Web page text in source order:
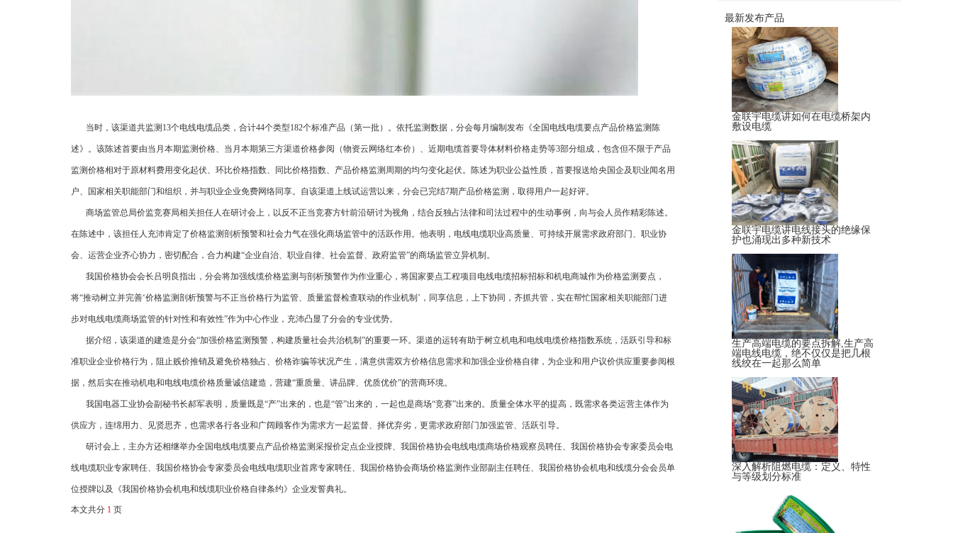
当时，该渠道共监测13个电线电缆品类，合计44个类型182个标准产品（第一批）。依托监测数据，分会每月编制发布《全国电线电缆要点产品价格监测陈
述》。该陈述首要由当月本期监测价格、当月本期第三方渠道价格参阅（物资云网络红本价）、近期电缆首要导体材料价格走势等3部分组成，包含但不限于产品
监测价格相对于原材料费用变化起伏、环比价格指数、同比价格指数、产品价格监测周期的均匀变化起伏。陈述为职业公益性质，首要报送给央国企及职业闻名用
户、国家相关职能部门和组织，并与职业企业免费网络同享。自该渠道上线试运营以来，分会已完结7期产品价格监测，取得用户一起好评。
商场监管总局价监竞赛局相关担任人在研讨会上，以反不正当竞赛方针前沿研讨为视角，结合反独占法律和司法过程中的生动事例，向与会人员作精彩陈述。
在陈述中，该担任人充沛肯定了价格监测剖析预警和社会力气在强化商场监管中的活跃作用。他表明，电线电缆职业高质量、可持续开展需求政府部门、职业协
会、运营企业齐心协力，密切配合，合力构建“企业自治、职业自律、社会监督、政府监管”的商场监管立异机制。
我国价格协会会长吕明良指出，分会将加强线缆价格监测与剖析预警作为作业重心，将国家要点工程项目电线电缆招标招标和机电商城作为价格监测要点，
将“推动树立并完善‘价格监测剖析预警与不正当价格行为监管、质量监督检查联动的作业机制’，同享信息，上下协同，齐抓共管，实在帮忙国家相关职能部门进
步对电线电缆商场监管的针对性和有效性”作为中心作业，充沛凸显了分会的专业优势。
据介绍，该渠道的建造是分会“加强价格监测预警，构建质量社会共治机制”的重要一环。渠道的运转有助于树立机电和电线电缆价格指数系统，活跃引导和标
准职业企业价格行为，阻止贱价推销及避免价格独占、价格诈骗等状况产生，满意供需双方价格信息需求和加强企业价格自律，为企业和用户议价供应重要参阅根
据，然后实在推动机电和电线电缆价格质量诚信建造，营建“重质量、讲品牌、优质优价”的营商环境。
我国电器工业协会副秘书长郝军表明，质量既是“产”出来的，也是“管”出来的，一起也是商场“竞赛”出来的。质量全体水平的提高，既需求各类运营主体作为
供应方，连绵用力、见贤思齐，也需求各行各业和广阔顾客作为需求方一起监督、择优弃劣，更需求政府部门加强监管、活跃引导。
研讨会上，主办方还相继举办全国电线电缆要点产品价格监测采报价定点企业授牌、我国价格协会电线电缆商场价格观察员聘任、我国价格协会专家委员会电
线电缆职业专家聘任、我国价格协会专家委员会电线电缆职业首席专家聘任、我国价格协会商场价格监测作业部副主任聘任、我国价格协会机电和线缆分会会员单
位授牌以及《我国价格协会机电和线缆职业价格自律条约》企业发誓典礼。
本文共分 1 页
最新发布产品
金联宇电缆讲如何在电缆桥架内
敷设电缆
金联宇电缆讲电线接头的绝缘保
护也涌现出多种新技术
生产高端电缆的要点拆解,生产高
端电线电缆，绝不仅仅是把几根
线绞在一起那么简单
深入解析阻燃电缆：定义、特性
与等级划分标准